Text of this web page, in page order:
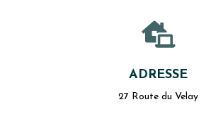

ADRESSE
27 Route du Velay